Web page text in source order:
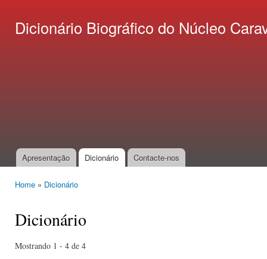
Dicionário Biográfico do Núcleo
Main menu
Apresentação Dicionário Contacte-nos
Home » Dicionário
Dicionário
Mostrando 1 - 4 de 4